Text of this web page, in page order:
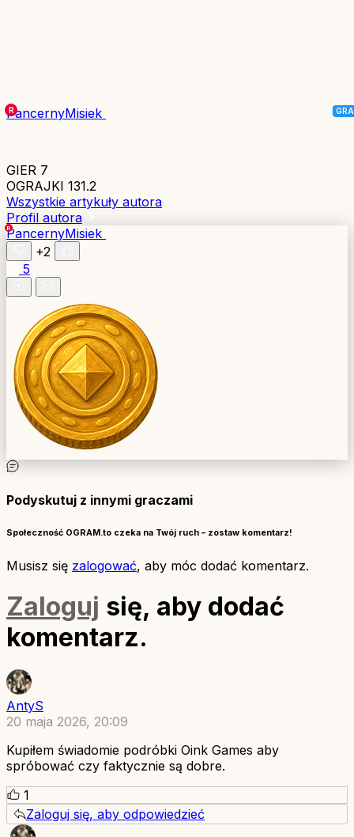
PancernyMisiek
GIER 7
OGRAJKI 131.2
Wszystkie artykuły autora
Profil autora
PancernyMisiek
+2
5
Podyskutuj z innymi graczami
Społeczność OGRAM.to czeka na Twój ruch – zostaw komentarz!
Musisz się zalogować, aby móc dodać komentarz.
Zaloguj się, aby dodać
komentarz.
AntyS
20 maja 2026, 20:09
Kupiłem świadomie podróbki Oink Games aby
spróbować czy faktycznie są dobre.
1
Zaloguj się, aby odpowiedzieć